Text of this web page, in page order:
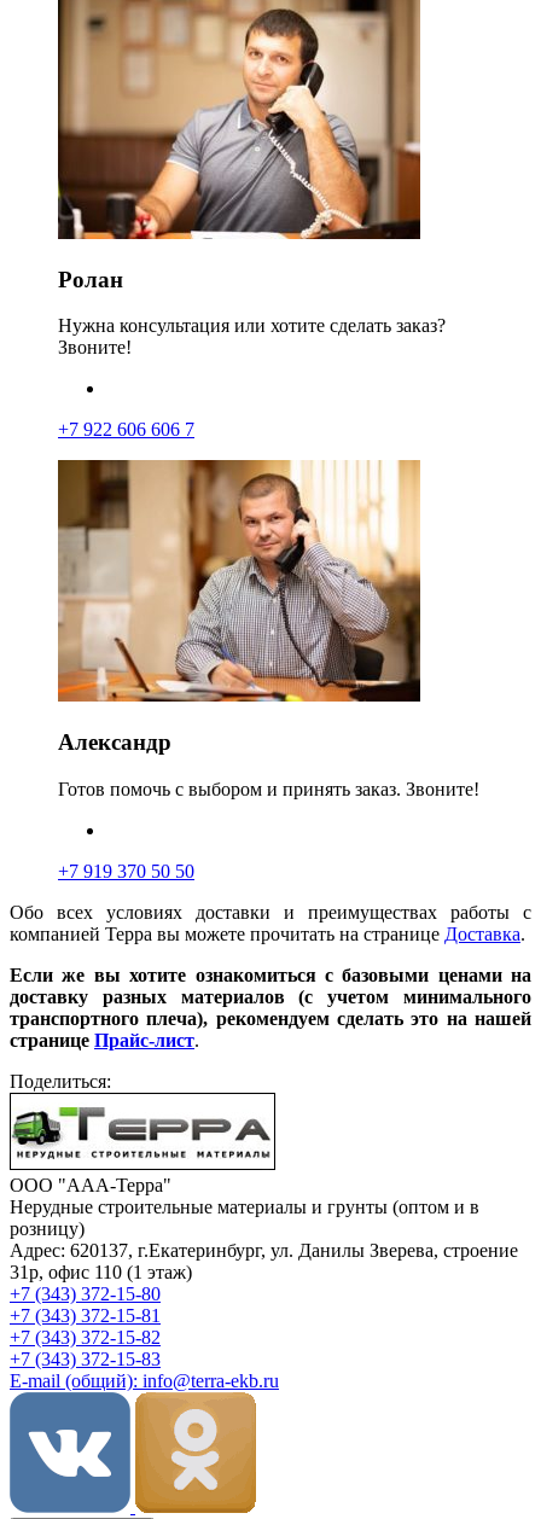
Ролан
Нужна консультация или хотите сделать заказ?
Звоните!
+7 922 606 606 7
Александр
Готов помочь с выбором и принять заказ. Звоните!
+7 919 370 50 50
Обо всех условиях доставки и преимуществах работы с
компанией Терра вы можете прочитать на странице Доставка.
Если же вы хотите ознакомиться с базовыми ценами на
доставку разных материалов (с учетом минимального
транспортного плеча), рекомендуем сделать это на нашей
странице Прайс-лист.
Поделиться:
ООО "ААА-Терра"
Нерудные строительные материалы и грунты (оптом и в
розницу)
Адрес: 620137, г.Екатеринбург, ул. Данилы Зверева, строение
31р, офис 110 (1 этаж)
+7 (343) 372-15-80
+7 (343) 372-15-81
+7 (343) 372-15-82
+7 (343) 372-15-83
E-mail (общий): info@terra-ekb.ru